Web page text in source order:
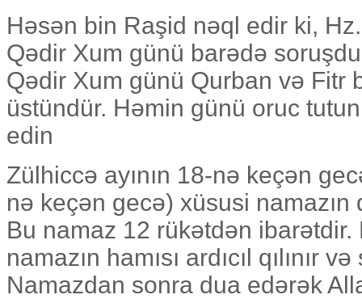
Həsən bin Raşid nəql edir ki,
Qədir Xum günü barədə
Qədir Xum günü Qurban və Fitr
üstündür. Həmin günü oruc
edin
Zülhiccə ayının 18-nə keçən
nə keçən gecə) xüsusi namazın
Bu namaz 12 rükətdən ibarətdir.
namazın hamısı ardıcıl qılınır
Namazdan sonra dua edərək